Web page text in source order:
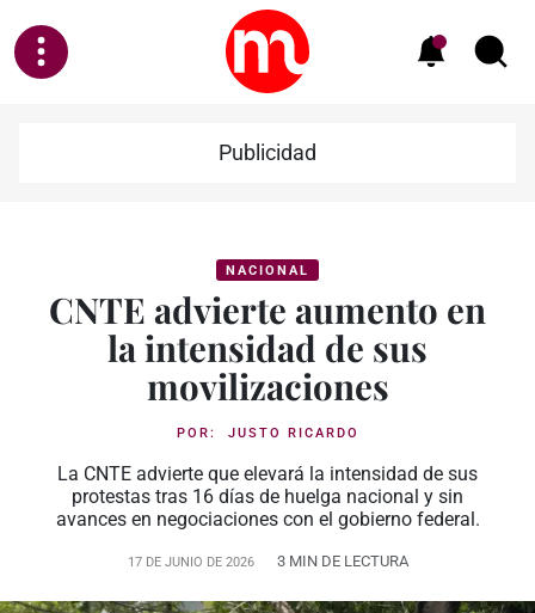
Publicidad
NACIONAL
CNTE advierte aumento en
la intensidad de sus
movilizaciones
POR: JUSTO RICARDO
La CNTE advierte que elevará la intensidad de sus
protestas tras 16 días de huelga nacional y sin
avances en negociaciones con el gobierno federal.
17 DE JUNIO DE 2026 3 MIN DE LECTURA